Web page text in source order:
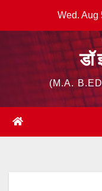
Wed. Aug
डॉ
(M.A.